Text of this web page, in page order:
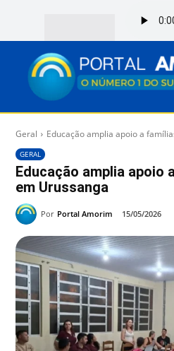
Geral Educação amplia apoio a
GERAL
Educação amplia apoio
em Urussanga
Por Portal Amorim 15/05/2026